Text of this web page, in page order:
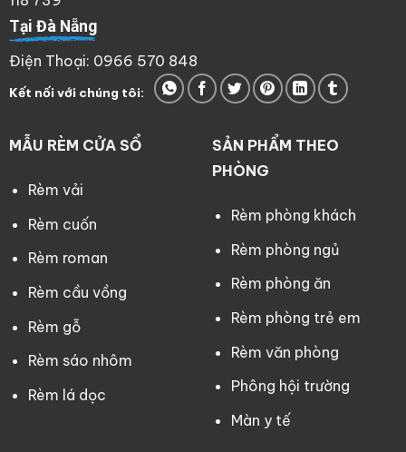
Tại Đà Nẵng
Điện Thoại: 0966 570 848
Kết nối với chúng tôi:
MẪU RÈM CỬA SỔ
Rèm vải
Rèm cuốn
Rèm roman
Rèm cầu vồng
Rèm gỗ
Rèm sáo nhôm
Rèm lá dọc
SẢN PHẨM THEO
PHÒNG
Rèm phòng khách
Rèm phòng ngủ
Rèm phòng ăn
Rèm phòng trẻ em
Rèm văn phòng
Phông hội trường
Màn y tế